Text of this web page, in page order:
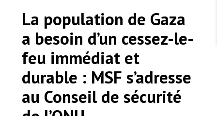
Les États négligent leur obligation de protéger les
personnes civiles et les services de santé en temps
de guerre
Urgence Ebola
Séismes au Venezuela : conséquences et intervention
de MSF
Dons des fondations
Partenariat d’entreprise
Les Amis de MSF
Devenez bénévoles au Canada
Travailler avec MSF
Travailler à l’étranger
Travailler au Canada
La population de Gaza
a besoin d’un cessez-le-
feu immédiat et
durable : MSF s’adresse
au Conseil de sécurité